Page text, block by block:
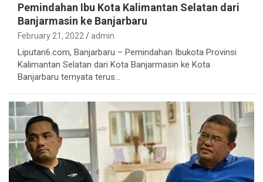
Pemindahan Ibu Kota Kalimantan Selatan dari
Banjarmasin ke Banjarbaru
February 21, 2022 admin
Liputan6.com, Banjarbaru – Pemindahan Ibukota Provinsi
Kalimantan Selatan dari Kota Banjarmasin ke Kota
Banjarbaru ternyata terus…